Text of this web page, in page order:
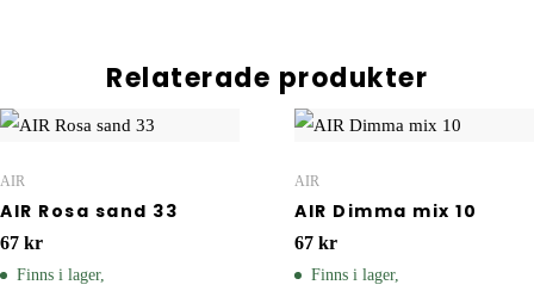
Relaterade produkter
AIR
AIR Rosa sand 33
67 kr
Finns i lager,
AIR
AIR Dimma mix 10
67 kr
Finns i lager,